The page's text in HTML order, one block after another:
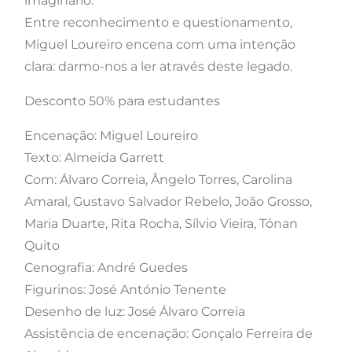
Entre reconhecimento e questionamento,
Miguel Loureiro encena com uma intenção
clara: darmo-nos a ler através deste legado.
Desconto 50% para estudantes
Encenação: Miguel Loureiro
Texto: Almeida Garrett
Com: Álvaro Correia, Ângelo Torres, Carolina
Amaral, Gustavo Salvador Rebelo, João Grosso,
Maria Duarte, Rita Rocha, Sílvio Vieira, Tónan
Quito
Cenografia: André Guedes
Figurinos: José António Tenente
Desenho de luz: José Álvaro Correia
Assistência de encenação: Gonçalo Ferreira de